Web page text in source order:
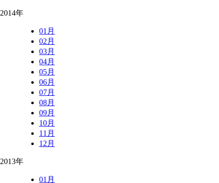
2014年
01月
02月
03月
04月
05月
06月
07月
08月
09月
10月
11月
12月
2013年
01月